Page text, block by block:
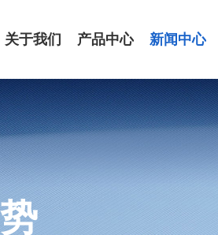
关于我们 产品中心 新闻中心